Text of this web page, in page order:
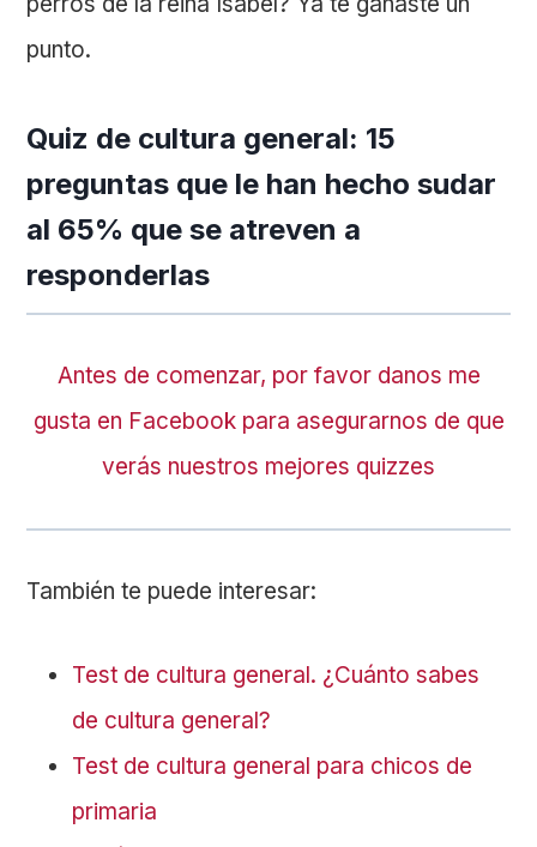
punto.
Quiz de cultura general: 15
preguntas que le han hecho sudar
al 65% que se atreven a
responderlas
Antes de comenzar, por favor danos me
gusta en Facebook para asegurarnos de que
verás nuestros mejores quizzes
También te puede interesar:
Test de cultura general. ¿Cuánto sabes
de cultura general?
Test de cultura general para chicos de
primaria